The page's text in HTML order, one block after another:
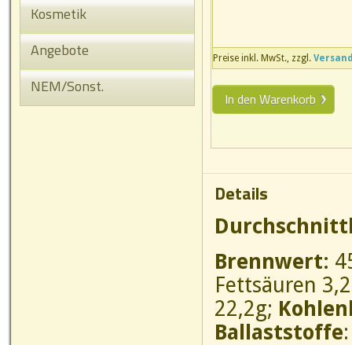
Kosmetik
Angebote
NEM/Sonst.
Preise inkl. MwSt., zzgl.
In den Warenkorb
Details
Brennwert:
Fettsäuren
22,2g;
Ballaststoffe